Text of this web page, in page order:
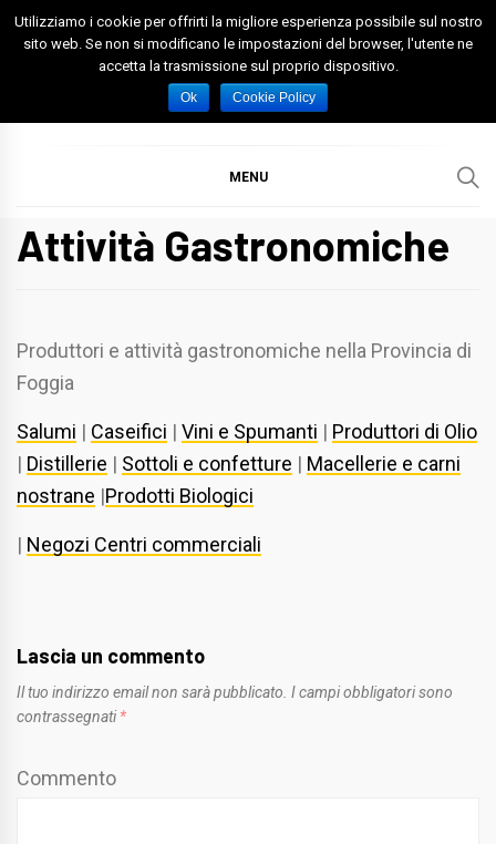
Skip
Spazio Foggia
Foggia News Calcio Eventi e Attività nella Capitanata
MENU
Attività Gastronomiche
Produttori e attività gastronomiche nella Provincia di
Foggia
Salumi | Caseifici | Vini e Spumanti | Produttori di Olio
| Distillerie | Sottoli e confetture | Macellerie e carni
nostrane |Prodotti Biologici
| Negozi Centri commerciali
Lascia un commento
Il tuo indirizzo email non sarà pubblicato. I campi obbligatori sono
contrassegnati *
Commento
Utilizziamo i cookie per offrirti la migliore esperienza possibile sul nostro
sito web. Se non si modificano le impostazioni del browser, l'utente ne
accetta la trasmissione sul proprio dispositivo.
Ok Cookie Policy